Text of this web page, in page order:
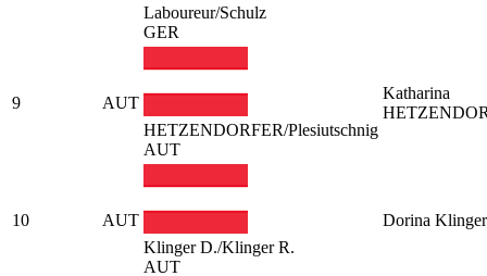
Laboureur/Schulz
GER
9
AUT
HETZENDORFER/Plesiutschnig
AUT
Katharina
10
AUT
Klinger D./Klinger R.
AUT
Dorina Klinger